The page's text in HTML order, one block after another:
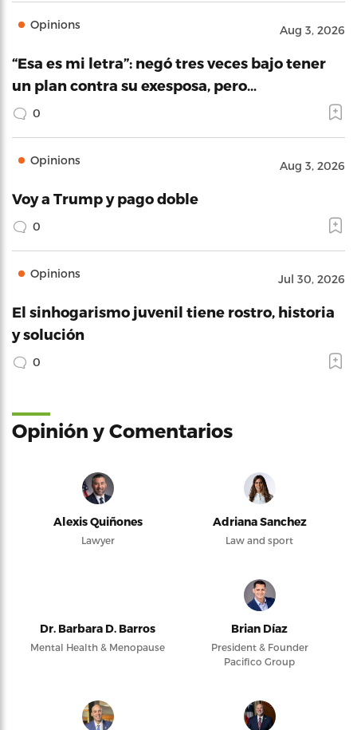
Opinions Aug 3, 2026
“Esa es mi letra”: negó tres veces bajo tener
un plan contra su exesposa, pero…
0
Opinions Aug 3, 2026
Voy a Trump y pago doble
0
Opinions Jul 30, 2026
El sinhogarismo juvenil tiene rostro, historia
y solución
0
Opinión y Comentarios
Alexis Quiñones
Lawyer
Adriana Sanchez
Law and sport
Dr. Barbara D. Barros
Mental Health & Menopause
Brian Díaz
President & Founder
Pacifico Group